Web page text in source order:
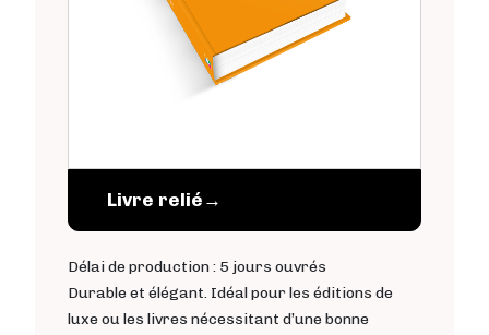
Livre relié →
Délai de production : 5 jours ouvrés
Durable et élégant. Idéal pour les éditions de
luxe ou les livres nécessitant d’une bonne